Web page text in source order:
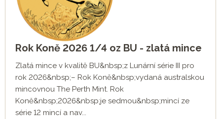
8. mince - Rok Kozy 2027
9. mince - Rok Opice 2028
10. mince - Rok Kohouta 2029
11. mince - Rok Psa 2030
12. mince - Rok Vepře 2031
Rok Koně 2026 1/4 oz BU - zlatá mince
Zlatá mince v kvalitě BU&nbsp;z Lunární série III pro
rok 2026&nbsp;– Rok Koně&nbsp;vydaná australskou
mincovnou The Perth Mint. Rok
Koně&nbsp;2026&nbsp;je sedmou&nbsp;mincí ze
série 12 mincí a nav...